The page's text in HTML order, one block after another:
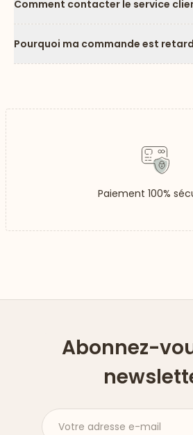
Comment contacter le service
Pourquoi ma commande est
Paiement 100%
Abonnez-
Votre adresse e-mail